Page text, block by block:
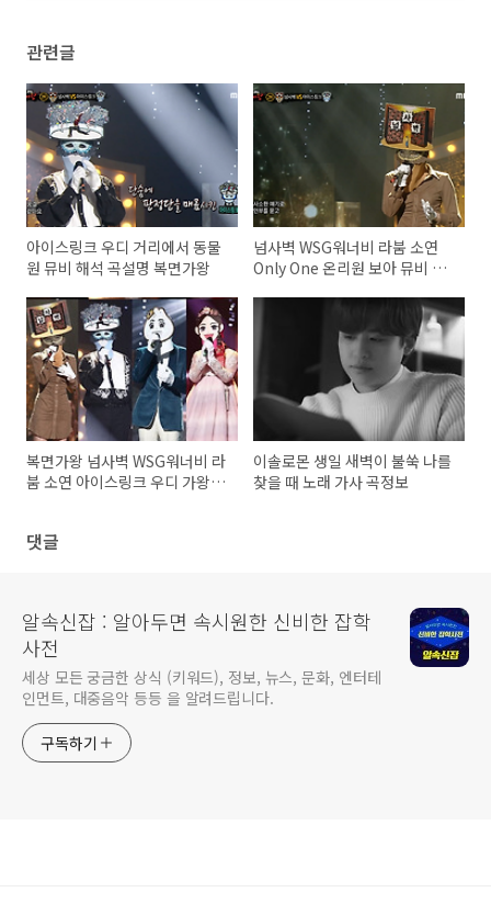
관련글
아이스링크 우디 거리에서 동물
원 뮤비 해석 곡설명 복면가왕
넘사벽 WSG워너비 라붐 소연
Only One 온리원 보아 뮤비 해
복면가왕 넘사벽 WSG워너비 라
붐 소연 아이스링크 우디 가왕할
리 서문탁 192대가왕 결정전
이솔로몬 생일 새벽이 불쑥 나를
찾을 때 노래 가사 곡정보
댓글
알속신잡 : 알아두면 속시원한 신비한 잡학
사전
세상 모든 궁금한 상식 (키워드), 정보, 뉴스, 문화, 엔터테
인먼트, 대중음악 등등 을 알려드립니다.
구독하기